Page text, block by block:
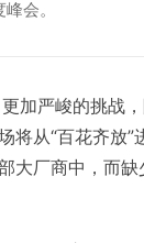
会。
加严峻的挑战
将从“百花齐放
大厂商中，而